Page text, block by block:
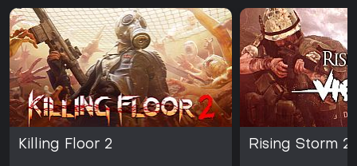
Killing Floor 2 Rising Storm